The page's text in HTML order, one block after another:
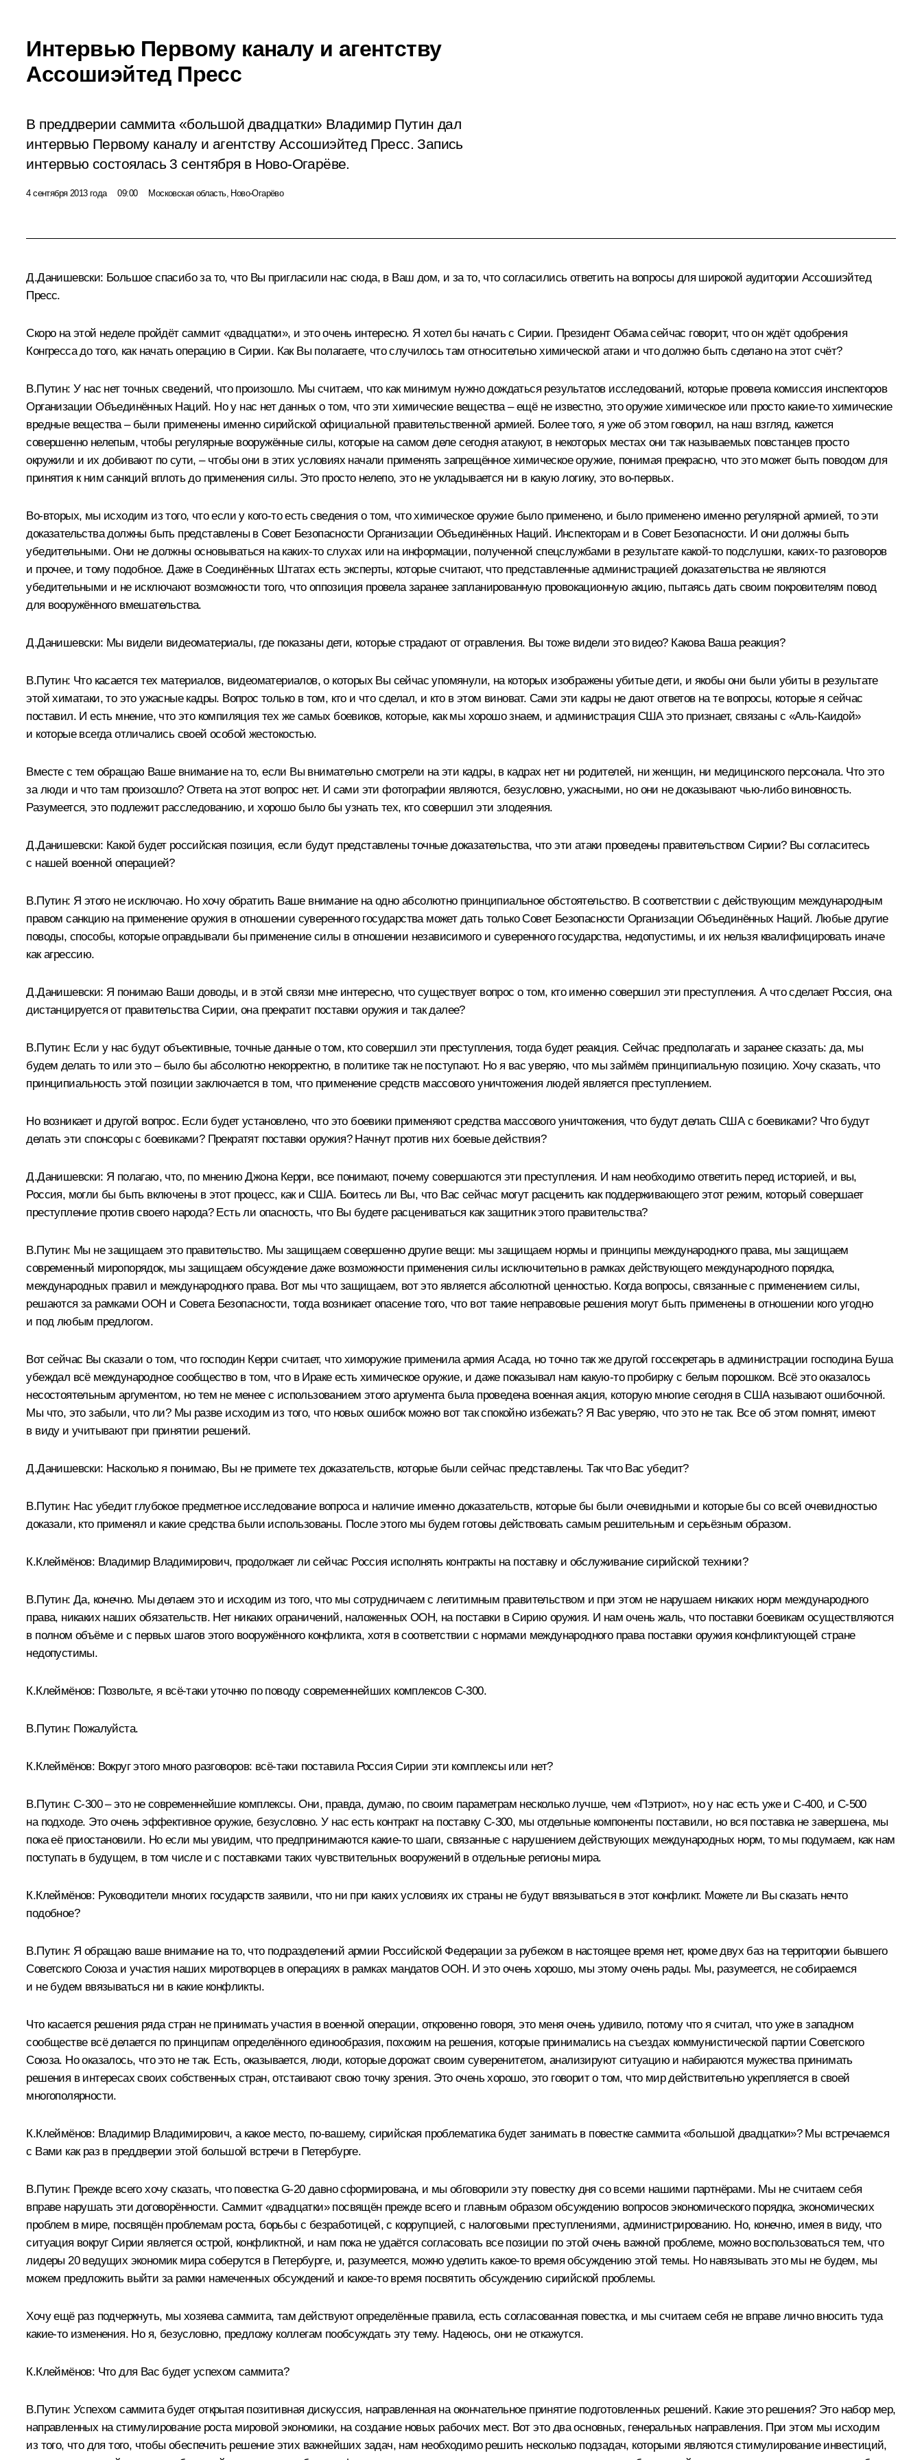
Интервью Первому каналу и агентству
Ассошиэйтед Пресс
В преддверии саммита «большой двадцатки» Владимир Путин дал
интервью Первому каналу и агентству Ассошиэйтед Пресс. Запись
интервью состоялась 3 сентября в Ново-Огарёве.
4 сентября 2013 года 09:00 Московская область, Ново-Огарёво
Д.Данишевски: Большое спасибо за то, что Вы пригласили нас сюда, в Ваш дом, и за то, что согласились ответить на вопросы для широкой аудитории Ассошиэйтед
Пресс.
Скоро на этой неделе пройдёт саммит «двадцатки», и это очень интересно. Я хотел бы начать с Сирии. Президент Обама сейчас говорит, что он ждёт одобрения
Конгресса до того, как начать операцию в Сирии. Как Вы полагаете, что случилось там относительно химической атаки и что должно быть сделано на этот счёт?
В.Путин: У нас нет точных сведений, что произошло. Мы считаем, что как минимум нужно дождаться результатов исследований, которые провела комиссия инспекторов
Организации Объединённых Наций. Но у нас нет данных о том, что эти химические вещества – ещё не известно, это оружие химическое или просто какие‑то химические
вредные вещества – были применены именно сирийской официальной правительственной армией. Более того, я уже об этом говорил, на наш взгляд, кажется
совершенно нелепым, чтобы регулярные вооружённые силы, которые на самом деле сегодня атакуют, в некоторых местах они так называемых повстанцев просто
окружили и их добивают по сути, – чтобы они в этих условиях начали применять запрещённое химическое оружие, понимая прекрасно, что это может быть поводом для
принятия к ним санкций вплоть до применения силы. Это просто нелепо, это не укладывается ни в какую логику, это во‑первых.
Во‑вторых, мы исходим из того, что если у кого‑то есть сведения о том, что химическое оружие было применено, и было применено именно регулярной армией, то эти
доказательства должны быть представлены в Совет Безопасности Организации Объединённых Наций. Инспекторам и в Совет Безопасности. И они должны быть
убедительными. Они не должны основываться на каких‑то слухах или на информации, полученной спецслужбами в результате какой‑то подслушки, каких‑то разговоров
и прочее, и тому подобное. Даже в Соединённых Штатах есть эксперты, которые считают, что представленные администрацией доказательства не являются
убедительными и не исключают возможности того, что оппозиция провела заранее запланированную провокационную акцию, пытаясь дать своим покровителям повод
для вооружённого вмешательства.
Д.Данишевски: Мы видели видеоматериалы, где показаны дети, которые страдают от отравления. Вы тоже видели это видео? Какова Ваша реакция?
В.Путин: Что касается тех материалов, видеоматериалов, о которых Вы сейчас упомянули, на которых изображены убитые дети, и якобы они были убиты в результате
этой химатаки, то это ужасные кадры. Вопрос только в том, кто и что сделал, и кто в этом виноват. Сами эти кадры не дают ответов на те вопросы, которые я сейчас
поставил. И есть мнение, что это компиляция тех же самых боевиков, которые, как мы хорошо знаем, и администрация США это признает, связаны с «Аль‑Каидой»
и которые всегда отличались своей особой жестокостью.
Вместе с тем обращаю Ваше внимание на то, если Вы внимательно смотрели на эти кадры, в кадрах нет ни родителей, ни женщин, ни медицинского персонала. Что это
за люди и что там произошло? Ответа на этот вопрос нет. И сами эти фотографии являются, безусловно, ужасными, но они не доказывают чью‑либо виновность.
Разумеется, это подлежит расследованию, и хорошо было бы узнать тех, кто совершил эти злодеяния.
Д.Данишевски: Какой будет российская позиция, если будут представлены точные доказательства, что эти атаки проведены правительством Сирии? Вы согласитесь
с нашей военной операцией?
В.Путин: Я этого не исключаю. Но хочу обратить Ваше внимание на одно абсолютно принципиальное обстоятельство. В соответствии с действующим международным
правом санкцию на применение оружия в отношении суверенного государства может дать только Совет Безопасности Организации Объединённых Наций. Любые другие
поводы, способы, которые оправдывали бы применение силы в отношении независимого и суверенного государства, недопустимы, и их нельзя квалифицировать иначе
как агрессию.
Д.Данишевски: Я понимаю Ваши доводы, и в этой связи мне интересно, что существует вопрос о том, кто именно совершил эти преступления. А что сделает Россия, она
дистанцируется от правительства Сирии, она прекратит поставки оружия и так далее?
В.Путин: Если у нас будут объективные, точные данные о том, кто совершил эти преступления, тогда будет реакция. Сейчас предполагать и заранее сказать: да, мы
будем делать то или это – было бы абсолютно некорректно, в политике так не поступают. Но я вас уверяю, что мы займём принципиальную позицию. Хочу сказать, что
принципиальность этой позиции заключается в том, что применение средств массового уничтожения людей является преступлением.
Но возникает и другой вопрос. Если будет установлено, что это боевики применяют средства массового уничтожения, что будут делать США с боевиками? Что будут
делать эти спонсоры с боевиками? Прекратят поставки оружия? Начнут против них боевые действия?
Д.Данишевски: Я полагаю, что, по мнению Джона Керри, все понимают, почему совершаются эти преступления. И нам необходимо ответить перед историей, и вы,
Россия, могли бы быть включены в этот процесс, как и США. Боитесь ли Вы, что Вас сейчас могут расценить как поддерживающего этот режим, который совершает
преступление против своего народа? Есть ли опасность, что Вы будете расцениваться как защитник этого правительства?
В.Путин: Мы не защищаем это правительство. Мы защищаем совершенно другие вещи: мы защищаем нормы и принципы международного права, мы защищаем
современный миропорядок, мы защищаем обсуждение даже возможности применения силы исключительно в рамках действующего международного порядка,
международных правил и международного права. Вот мы что защищаем, вот это является абсолютной ценностью. Когда вопросы, связанные с применением силы,
решаются за рамками ООН и Совета Безопасности, тогда возникает опасение того, что вот такие неправовые решения могут быть применены в отношении кого угодно
и под любым предлогом.
Вот сейчас Вы сказали о том, что господин Керри считает, что химоружие применила армия Асада, но точно так же другой госсекретарь в администрации господина Буша
убеждал всё международное сообщество в том, что в Ираке есть химическое оружие, и даже показывал нам какую‑то пробирку с белым порошком. Всё это оказалось
несостоятельным аргументом, но тем не менее с использованием этого аргумента была проведена военная акция, которую многие сегодня в США называют ошибочной.
Мы что, это забыли, что ли? Мы разве исходим из того, что новых ошибок можно вот так спокойно избежать? Я Вас уверяю, что это не так. Все об этом помнят, имеют
в виду и учитывают при принятии решений.
Д.Данишевски: Насколько я понимаю, Вы не примете тех доказательств, которые были сейчас представлены. Так что Вас убедит?
В.Путин: Нас убедит глубокое предметное исследование вопроса и наличие именно доказательств, которые бы были очевидными и которые бы со всей очевидностью
доказали, кто применял и какие средства были использованы. После этого мы будем готовы действовать самым решительным и серьёзным образом.
К.Клеймёнов: Владимир Владимирович, продолжает ли сейчас Россия исполнять контракты на поставку и обслуживание сирийской техники?
В.Путин: Да, конечно. Мы делаем это и исходим из того, что мы сотрудничаем с легитимным правительством и при этом не нарушаем никаких норм международного
права, никаких наших обязательств. Нет никаких ограничений, наложенных ООН, на поставки в Сирию оружия. И нам очень жаль, что поставки боевикам осуществляются
в полном объёме и с первых шагов этого вооружённого конфликта, хотя в соответствии с нормами международного права поставки оружия конфликтующей стране
недопустимы.
К.Клеймёнов: Позвольте, я всё‑таки уточню по поводу современнейших комплексов С‑300.
В.Путин: Пожалуйста.
К.Клеймёнов: Вокруг этого много разговоров: всё‑таки поставила Россия Сирии эти комплексы или нет?
В.Путин: С‑300 – это не современнейшие комплексы. Они, правда, думаю, по своим параметрам несколько лучше, чем «Пэтриот», но у нас есть уже и С‑400, и С‑500
на подходе. Это очень эффективное оружие, безусловно. У нас есть контракт на поставку С‑300, мы отдельные компоненты поставили, но вся поставка не завершена, мы
пока её приостановили. Но если мы увидим, что предпринимаются какие‑то шаги, связанные с нарушением действующих международных норм, то мы подумаем, как нам
поступать в будущем, в том числе и с поставками таких чувствительных вооружений в отдельные регионы мира.
К.Клеймёнов: Руководители многих государств заявили, что ни при каких условиях их страны не будут ввязываться в этот конфликт. Можете ли Вы сказать нечто
подобное?
В.Путин: Я обращаю ваше внимание на то, что подразделений армии Российской Федерации за рубежом в настоящее время нет, кроме двух баз на территории бывшего
Советского Союза и участия наших миротворцев в операциях в рамках мандатов ООН. И это очень хорошо, мы этому очень рады. Мы, разумеется, не собираемся
и не будем ввязываться ни в какие конфликты.
Что касается решения ряда стран не принимать участия в военной операции, откровенно говоря, это меня очень удивило, потому что я считал, что уже в западном
сообществе всё делается по принципам определённого единообразия, похожим на решения, которые принимались на съездах коммунистической партии Советского
Союза. Но оказалось, что это не так. Есть, оказывается, люди, которые дорожат своим суверенитетом, анализируют ситуацию и набираются мужества принимать
решения в интересах своих собственных стран, отстаивают свою точку зрения. Это очень хорошо, это говорит о том, что мир действительно укрепляется в своей
многополярности.
К.Клеймёнов: Владимир Владимирович, а какое место, по‑вашему, сирийская проблематика будет занимать в повестке саммита «большой двадцатки»? Мы встречаемся
с Вами как раз в преддверии этой большой встречи в Петербурге.
В.Путин: Прежде всего хочу сказать, что повестка G‑20 давно сформирована, и мы обговорили эту повестку дня со всеми нашими партнёрами. Мы не считаем себя
вправе нарушать эти договорённости. Саммит «двадцатки» посвящён прежде всего и главным образом обсуждению вопросов экономического порядка, экономических
проблем в мире, посвящён проблемам роста, борьбы с безработицей, с коррупцией, с налоговыми преступлениями, администрированию. Но, конечно, имея в виду, что
ситуация вокруг Сирии является острой, конфликтной, и нам пока не удаётся согласовать все позиции по этой очень важной проблеме, можно воспользоваться тем, что
лидеры 20 ведущих экономик мира соберутся в Петербурге, и, разумеется, можно уделить какое‑то время обсуждению этой темы. Но навязывать это мы не будем, мы
можем предложить выйти за рамки намеченных обсуждений и какое‑то время посвятить обсуждению сирийской проблемы.
Хочу ещё раз подчеркнуть, мы хозяева саммита, там действуют определённые правила, есть согласованная повестка, и мы считаем себя не вправе лично вносить туда
какие‑то изменения. Но я, безусловно, предложу коллегам пообсуждать эту тему. Надеюсь, они не откажутся.
К.Клеймёнов: Что для Вас будет успехом саммита?
В.Путин: Успехом саммита будет открытая позитивная дискуссия, направленная на окончательное принятие подготовленных решений. Какие это решения? Это набор мер,
направленных на стимулирование роста мировой экономики, на создание новых рабочих мест. Вот это два основных, генеральных направления. При этом мы исходим
из того, что для того, чтобы обеспечить решение этих важнейших задач, нам необходимо решить несколько подзадач, которыми являются стимулирование инвестиций,